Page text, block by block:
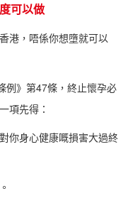
可以做
港，唔係你想墮就可以
例》第47條，終止懷孕必
項先得：
你身心健康嘅損害大過終